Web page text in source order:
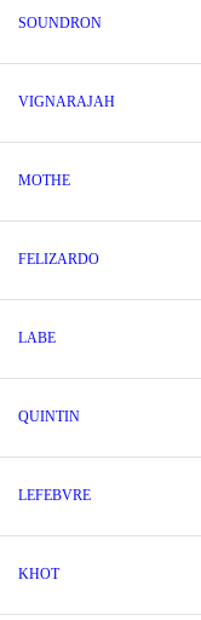
SOUNDRON
VIGNARAJAH
MOTHE
FELIZARDO
LABE
QUINTIN
LEFEBVRE
KHOT